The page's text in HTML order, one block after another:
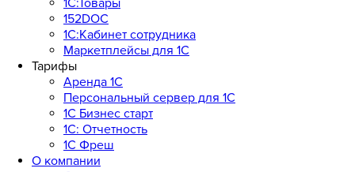
152DOC
1С:Кабинет сотрудника
Маркетплейсы для 1С
Тарифы
Аренда 1С
Персональный сервер для 1С
1С Бизнес старт
1С: Отчетность
1C Фреш
О компании